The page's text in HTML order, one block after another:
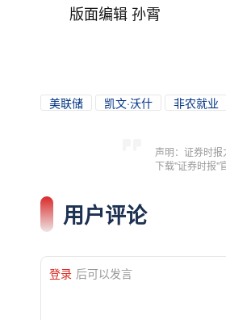
版面编辑 孙霄
美联储 凯文·沃什 非农就业
声明：证券时
下载"证券时报"
用户评论
登录 后可以发言